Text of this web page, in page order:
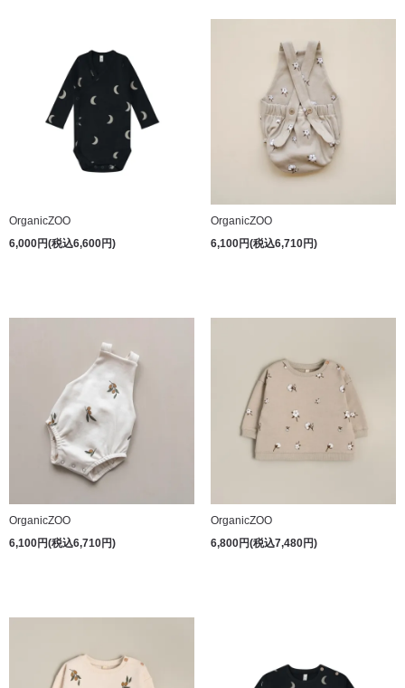
OrganicZOO
6,000円(税込6,600円)
OrganicZOO
6,100円(税込6,710円)
OrganicZOO
6,100円(税込6,710円)
OrganicZOO
6,800円(税込7,480円)